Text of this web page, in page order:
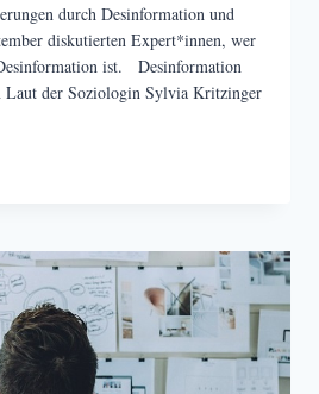
durch Desinformation und
diskutierten Expert*innen, wer
ist. Desinformation
Laut der Soziologin Sylvia Kritzinger